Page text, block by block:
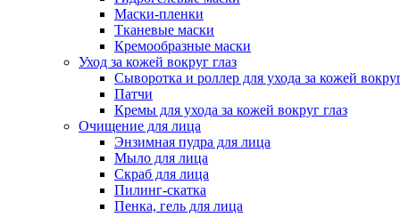
Маски-пленки
Тканевые маски
Кремообразные маски
Уход за кожей вокруг глаз
Сыворотка и роллер для ухода за кожей
Патчи
Кремы для ухода за кожей вокруг глаз
Очищение для лица
Энзимная пудра для лица
Мыло для лица
Скраб для лица
Пилинг-скатка
Пенка, гель для лица